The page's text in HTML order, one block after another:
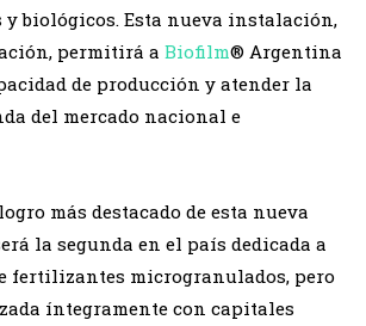
biológicos. Esta nueva instalación,
permitirá a Biofilm® Argentina
de producción y atender la
del mercado nacional e
más destacado de esta nueva
la segunda en el país dedicada a
fertilizantes microgranulados, pero
íntegramente con capitales